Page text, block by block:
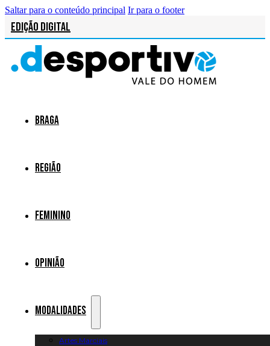
Saltar para o conteúdo principal Ir para o footer
Edição Digital
Braga
Região
Feminino
Opinião
Modalidades
Artes Marciais